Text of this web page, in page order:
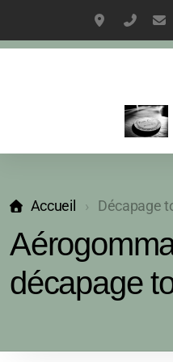
2237 Av06
Accueil Décapage
décapage
meubles relookés
Meubles à personnaliser